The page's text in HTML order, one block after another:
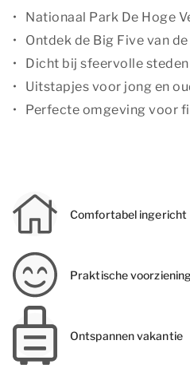
Nationaal Park De Hoge
Ontdek de Big Five van
Dicht bij sfeervolle steden
Uitstapjes voor jong en
Perfecte omgeving voor
Comfortabel ingericht
Praktische
Ontspannen vakantie